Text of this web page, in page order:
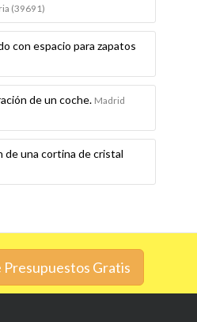
(39691)
con espacio para zapatos
de un coche. Madrid
de una cortina de cristal
Presupuestos Gratis